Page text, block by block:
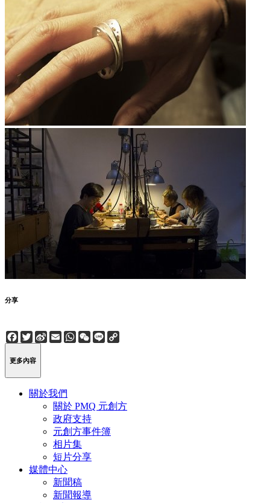
分享
Facebook
Twitter
Sina
Weibo
EmailWhatsApp
WeChat
Line
更多內容
關於我們
關於 PMQ 元創方
政府支持
元創方事件簿
相片集
短片分享
媒體中心
新聞稿
新聞報導